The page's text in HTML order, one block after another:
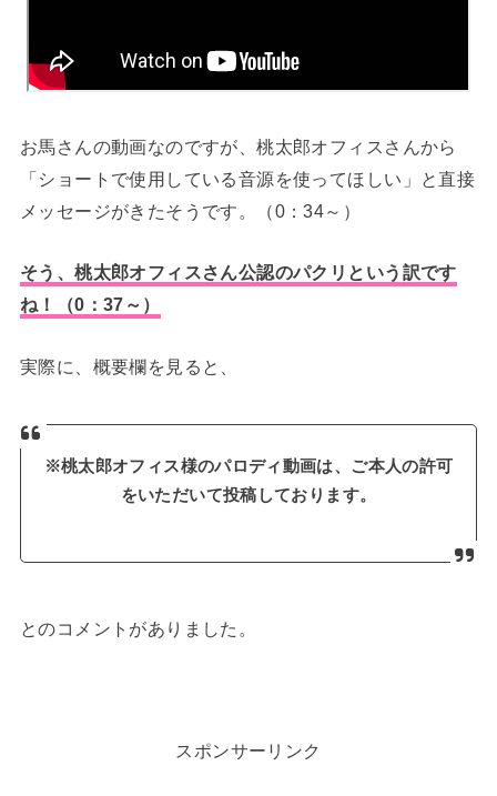
お馬さんの動画なのですが、桃太郎オフィスさんから
「ショートで使用している音源を使ってほしい」と直接
メッセージがきたそうです。（0：34～）
そう、桃太郎オフィスさん公認のパクリという訳です
ね！（0：37～）
実際に、概要欄を見ると、
※桃太郎オフィス様のパロディ動画は、ご本人の許可
をいただいて投稿しております。
とのコメントがありました。
スポンサーリンク